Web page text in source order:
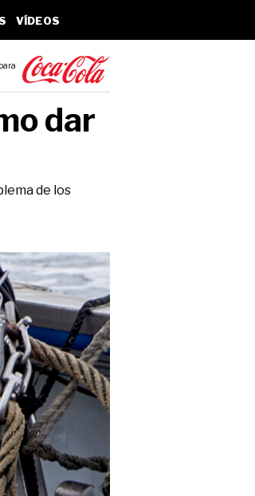
VÍDEOS
dar
de los